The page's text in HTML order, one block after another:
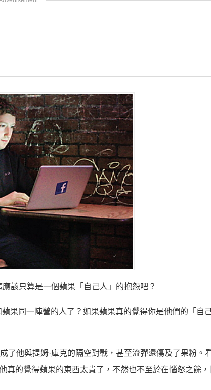
該只算是一個蘋果「自己人」的抱怨吧？
果同一陣營的人了？如果蘋果真的覺得你是他們的「自
了他與提姆·庫克的隔空對戰，甚至流彈還傷及了果粉。
真的覺得蘋果的東西太貴了，不然也不至於在惱怒之餘